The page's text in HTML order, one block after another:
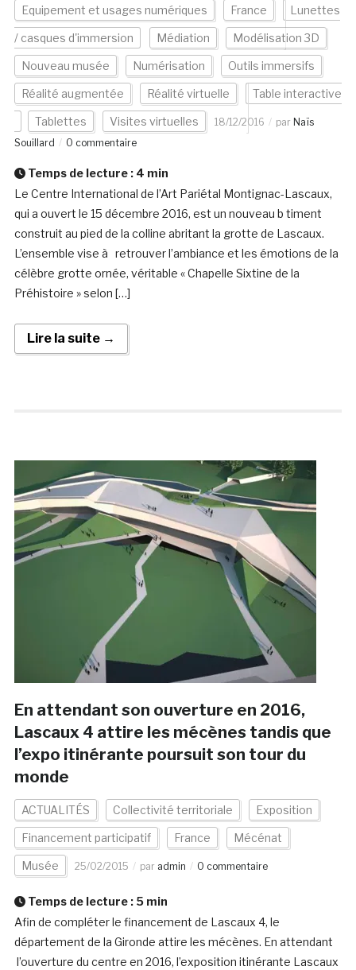
Equipement et usages numériques France Lunettes
/ casques d'immersion Médiation Modélisation 3D
Nouveau musée Numérisation Outils immersifs
Réalité augmentée Réalité virtuelle Table interactive
Tablettes Visites virtuelles 18/12/2016 par Naïs
Souillard
0 commentaire
Temps de lecture : 4 min
Le Centre International de l’Art Pariétal Montignac-Lascaux,
qui a ouvert le 15 décembre 2016, est un nouveau b timent
construit au pied de la colline abritant la grotte de Lascaux.
L’ensemble vise à retrouver l’ambiance et les émotions de la
célèbre grotte ornée, véritable « Chapelle Sixtine de la
Préhistoire » selon […]
Lire la suite →
En attendant son ouverture en 2016,
Lascaux 4 attire les mécènes tandis que
l’expo itinérante poursuit son tour du
monde
ACTUALITÉS Collectivité territoriale Exposition
Financement participatif France Mécénat
Musée 25/02/2015 par admin 0 commentaire
Temps de lecture : 5 min
Afin de compléter le financement de Lascaux 4, le
département de la Gironde attire les mécènes. En attendant
l’ouverture du centre en 2016, l’exposition itinérante Lascaux